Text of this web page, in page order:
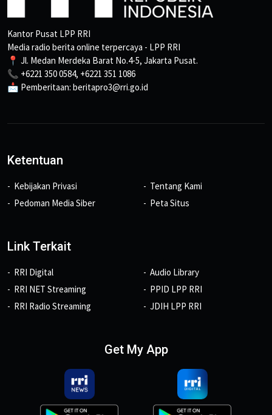
Kantor Pusat LPP RRI
Media radio berita online terpercaya - LPP RRI
📍 Jl. Medan Merdeka Barat No.4-5, Jakarta Pusat.
📞 +6221 350 0584, +6221 351 1086
📩 Pemberitaan: beritapro3@rri.go.id
Ketentuan
Kebijakan Privasi
Pedoman Media Siber
Tentang Kami
Peta Situs
Link Terkait
RRI Digital
RRI NET Streaming
RRI Radio Streaming
Audio Library
PPID LPP RRI
JDIH LPP RRI
Get My App